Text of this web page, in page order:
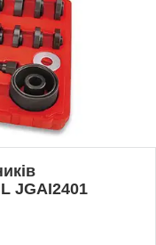
JGAI2401